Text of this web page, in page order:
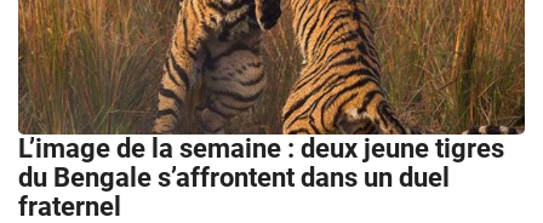
L’image de la semaine : deux jeune tigres
du Bengale s’affrontent dans un duel
fraternel